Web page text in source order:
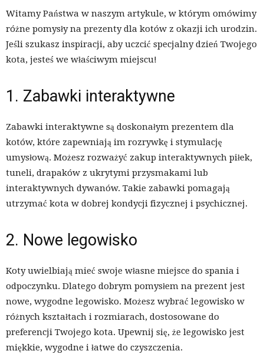
Witamy Państwa w naszym artykule, w którym omówimy
różne pomysły na prezenty dla kotów z okazji ich urodzin.
Jeśli szukasz inspiracji, aby uczcić specjalny dzień Twojego
kota, jesteś we właściwym miejscu!
1. Zabawki interaktywne
Zabawki interaktywne są doskonałym prezentem dla
kotów, które zapewniają im rozrywkę i stymulację
umysłową. Możesz rozważyć zakup interaktywnych piłek,
tuneli, drapaków z ukrytymi przysmakami lub
interaktywnych dywanów. Takie zabawki pomagają
utrzymać kota w dobrej kondycji fizycznej i psychicznej.
2. Nowe legowisko
Koty uwielbiają mieć swoje własne miejsce do spania i
odpoczynku. Dlatego dobrym pomysłem na prezent jest
nowe, wygodne legowisko. Możesz wybrać legowisko w
różnych kształtach i rozmiarach, dostosowane do
preferencji Twojego kota. Upewnij się, że legowisko jest
miękkie, wygodne i łatwe do czyszczenia.